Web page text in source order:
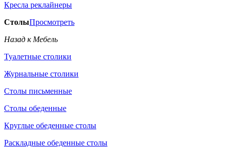
Кресла реклайнеры
СтолыПросмотреть
Назад к Мебель
Туалетные столики
Журнальные столики
Столы письменные
Столы обеденные
Круглые обеденные столы
Раскладные обеденные столы